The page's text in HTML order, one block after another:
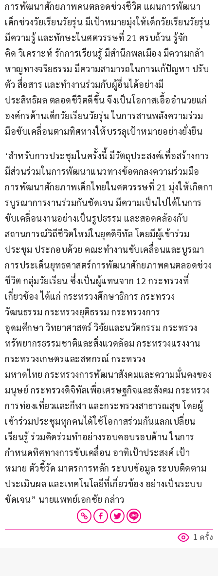
การพัฒนาศักยภาพคนตลอดช่วงชีวิต แผนการพัฒนา
เด็กช่วงวัยเรียนวัยรุ่น มีเป้าหมายมุ่งให้เด็กวัยเรียนวัยรุ่น
มีความรู้ และทักษะในศตวรรษที่ 21 ครบถ้วน รู้จัก
คิด วิเคราะห์ รักการเรียนรู้ มีสำนึกพลเมือง มีความกล้า
หาญทางจริยธรรม มีความสามารถในการแก้ปัญหา ปรับ
ตัว สื่อสาร และทำงานร่วมกับผู้อื่นได้อย่างมี
ประสิทธิผล ตลอดชีวิตดีขึ้น จึงเป็นโอกาสเอื้ออำนวยแก่
องค์กรด้านเด็กวัยเรียนวัยรุ่น ในการสานพลังความร่วม
มือขับเคลื่อนตามทิศทางให้บรรลุเป้าหมายอย่างยั่งยืน
‘สำหรับการประชุมในครั้งนี้ มีวัตถุประสงค์เพื่อสร้างการ
มีส่วนร่วมในการพัฒนาแนวทางข้อตกลงความร่วมมือ
การพัฒนาศักยภาพเด็กไทยในศตวรรษที่ 21 มุ่งให้เกิดกา
รบูรณาการงานร่วมกันชัดเจน มีความเป็นไปได้ในการ
ขับเคลื่อนงานอย่างเป็นรูปธรรม และสอดคล้องกับ
สถานการณ์วิถีชีวิตใหม่ในยุคดิจิทัล โดยมีผู้เข้าร่วม
ประชุม ประกอบด้วย คณะทำงานขับเคลื่อนและบูรณา
การประเด็นยุทธศาสตร์การพัฒนาศักยภาพคนตลอดช่วง
ชีวิต กลุ่มวัยเรียน ซึ่งเป็นผู้แทนจาก 12 กระทรวงที่
เกี่ยวข้อง ได้แก่ กระทรวงศึกษาธิการ กระทรวง
วัฒนธรรม กระทรวงยุติธรรม กระทรวงการ
อุดมศึกษา วิทยาศาสตร์ วิจัยและนวัตกรรม กระทรวง
ทรัพยากรธรรมชาติและสิ่งแวดล้อม กระทรวงแรงงาน
กระทรวงเกษตรและสหกรณ์ กระทรวง
มหาดไทย กระทรวงการพัฒนาสังคมและความมั่นคงของ
มนุษย์ กระทรวงดิจิทัลเพื่อเศรษฐกิจและสังคม กระทรวง
การท่องเที่ยวและกีฬา และกระทรวงสาธารณสุข โดยผู้
เข้าร่วมประชุมทุกคนได้ใช้โอกาสร่วมกันแลกเปลี่ยน
เรียนรู้ ร่วมคิดร่วมทำอย่างรอบคอบรอบด้าน ในการ
กำหนดทิศทางการขับเคลื่อน อาทิเป้าประสงค์ เป้า
หมาย ตัวชี้วัด มาตรการหลัก ระบบข้อมูล ระบบติดตาม
ประเมินผล และเทคโนโลยีที่เกี่ยวข้อง อย่างเป็นระบบ
ชัดเจน” นายแพทย์เอกชัย กล่าว
1 ครั้ง